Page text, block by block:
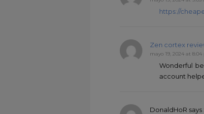
https://
Zen cortex
mayo 19, 2024 at 8:04
Wonderful
account
DonaldHoR says :